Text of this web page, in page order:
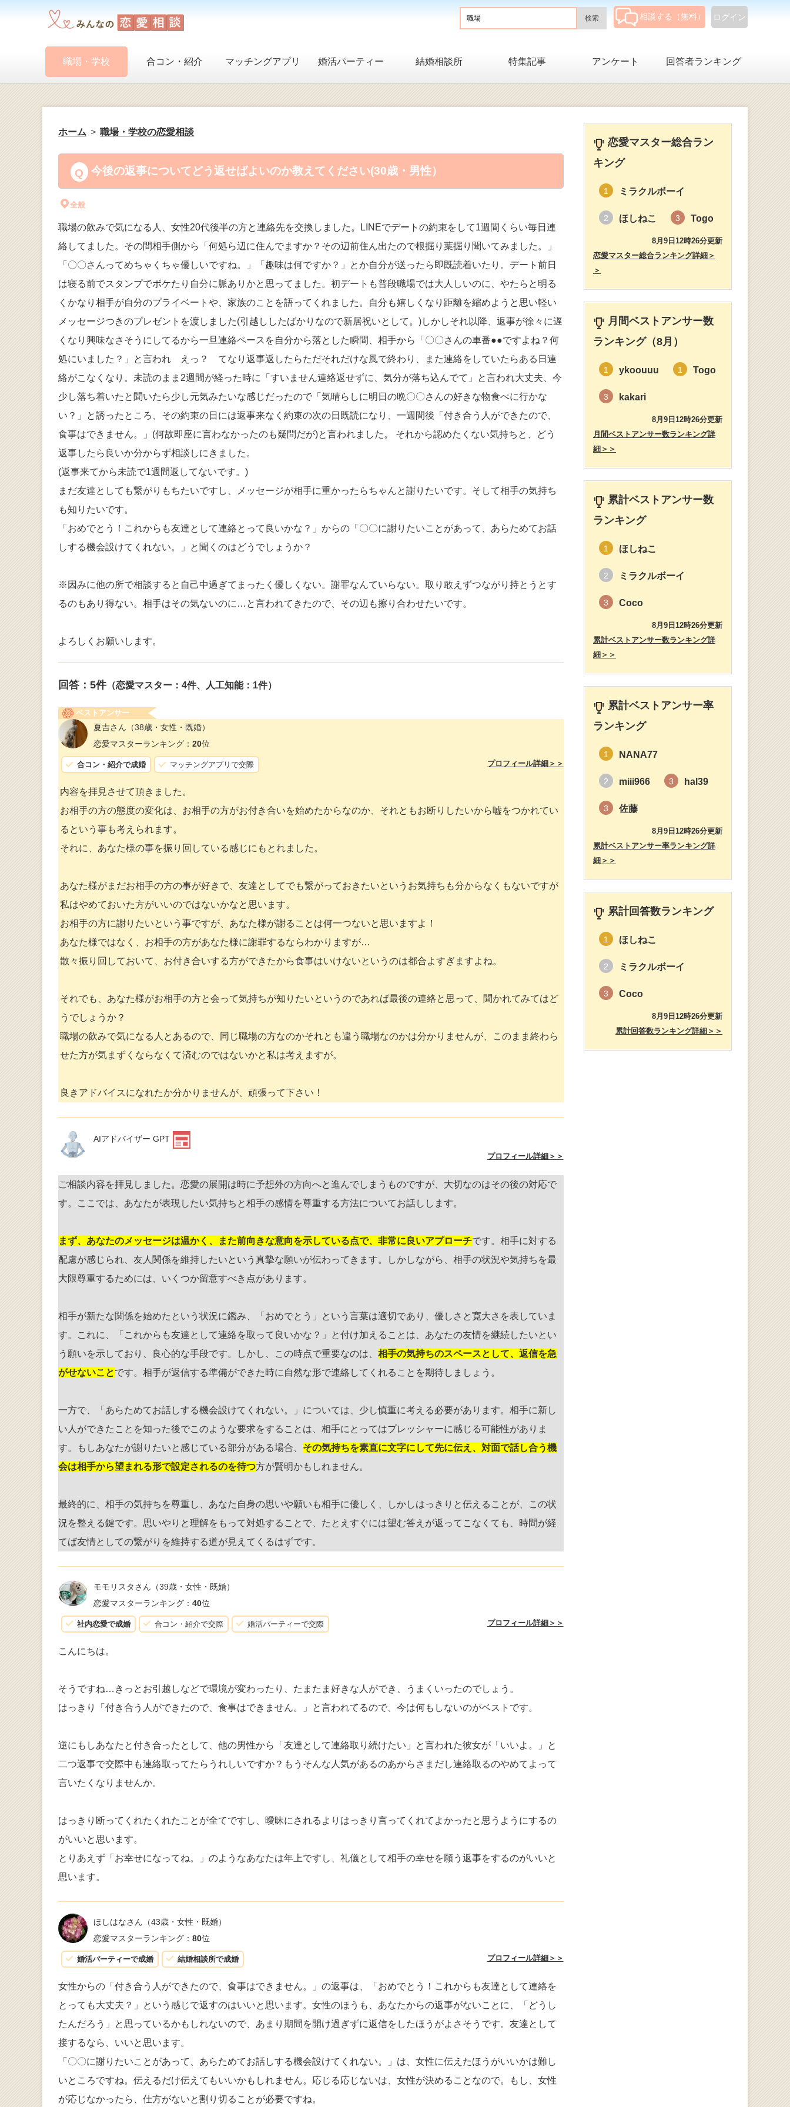
ログイン
相談する（無料）
職場・学校 合コン・紹介 マッチングアプリ 婚活パーティー 結婚相談所 特集記事 アンケート 回答者ランキング
ホーム 職場・学校の恋愛相談
今後の返事についてどう返せばよいのか教えてください(30歳・男性）
全般
職場の飲みで気になる人、女性20代後半の方と連絡先を交換しました。LINEでデートの約束をして1週間くらい毎日連
絡してました。その間相手側から「何処ら辺に住んでますか？その辺前住ん出たので根掘り葉掘り聞いてみました。」
「〇〇さんってめちゃくちゃ優しいですね。」「趣味は何ですか？」とか自分が送ったら即既読着いたり。デート前日
は寝る前でスタンプでボケたり自分に脈ありかと思ってました。初デートも普段職場では大人しいのに、やたらと明る
くかなり相手が自分のプライベートや、家族のことを語ってくれました。自分も嬉しくなり距離を縮めようと思い軽い
メッセージつきのプレゼントを渡しました(引越ししたばかりなので新居祝いとして。)しかしそれ以降、返事が徐々に遅
くなり興味なさそうにしてるから一旦連絡ペースを自分から落とした瞬間、相手から「〇〇さんの車番●●ですよね？何
処にいました？」と言われ えっ？ てなり返事返したらただそれだけな風で終わり、また連絡をしていたらある日連
絡がこなくなり。未読のまま2週間が経った時に「すいません連絡返せずに、気分が落ち込んでて」と言われ大丈夫、今
少し落ち着いたと聞いたら少し元気みたいな感じだったので「気晴らしに明日の晩〇〇さんの好きな物食べに行かな
い？」と誘ったところ、その約束の日には返事来なく約束の次の日既読になり、一週間後「付き合う人ができたので、
食事はできません。」(何故即座に言わなかったのも疑問だが)と言われました。 それから認めたくない気持ちと、どう
返事したら良いか分からず相談しにきました。
(返事来てから未読で1週間返してないです。)
まだ友達としても繋がりもちたいですし、メッセージが相手に重かったらちゃんと謝りたいです。そして相手の気持ち
も知りたいです。
「おめでとう！これからも友達として連絡とって良いかな？」からの「〇〇に謝りたいことがあって、あらためてお話
しする機会設けてくれない。」と聞くのはどうでしょうか？
※因みに他の所で相談すると自己中過ぎてまったく優しくない。謝罪なんていらない。取り敢えずつながり持とうとす
るのもあり得ない。相手はその気ないのに…と言われてきたので、その辺も擦り合わせたいです。
よろしくお願いします。
回答： 5件（恋愛マスター：4件、人工知能：1件）
ベストアンサー
夏吉さん （38歳・女性・既婚）
恋愛マスターランキング： 20位
合コン・紹介で成婚 マッチングアプリで交際 プロフィール詳細＞＞
内容を拝見させて頂きました。
お相手の方の態度の変化は、お相手の方がお付き合いを始めたからなのか、それともお断りしたいから嘘をつかれてい
るという事も考えられます。
それに、あなた様の事を振り回している感じにもとれました。
あなた様がまだお相手の方の事が好きで、友達としてでも繋がっておきたいというお気持ちも分からなくもないですが
私はやめておいた方がいいのではないかなと思います。
お相手の方に謝りたいという事ですが、あなた様が謝ることは何一つないと思いますよ！
あなた様ではなく、お相手の方があなた様に謝罪するならわかりますが…
散々振り回しておいて、お付き合いする方ができたから食事はいけないというのは都合よすぎますよね。
それでも、あなた様がお相手の方と会って気持ちが知りたいというのであれば最後の連絡と思って、聞かれてみてはど
うでしょうか？
職場の飲みで気になる人とあるので、同じ職場の方なのかそれとも違う職場なのかは分かりませんが、このまま終わら
せた方が気まずくならなくて済むのではないかと私は考えますが。
良きアドバイスになれたか分かりませんが、頑張って下さい！
AIアドバイザー GPT
プロフィール詳細＞＞
ご相談内容を拝見しました。恋愛の展開は時に予想外の方向へと進んでしまうものですが、大切なのはその後の対応で
す。ここでは、あなたが表現したい気持ちと相手の感情を尊重する方法についてお話しします。
まず、あなたのメッセージは温かく、また前向きな意向を示している点で、非常に良いアプローチです。相手に対する
配慮が感じられ、友人関係を維持したいという真摯な願いが伝わってきます。しかしながら、相手の状況や気持ちを最
大限尊重するためには、いくつか留意すべき点があります。
相手が新たな関係を始めたという状況に鑑み、「おめでとう」という言葉は適切であり、優しさと寛大さを表していま
す。これに、「これからも友達として連絡を取って良いかな？」と付け加えることは、あなたの友情を継続したいとい
う願いを示しており、良心的な手段です。しかし、この時点で重要なのは、 相手の気持ちのスペースとして、返信を急
がせないことです。相手が返信する準備ができた時に自然な形で連絡してくれることを期待しましょう。
一方で、「あらためてお話しする機会設けてくれない。」については、少し慎重に考える必要があります。相手に新し
い人ができたことを知った後でこのような要求をすることは、相手にとってはプレッシャーに感じる可能性がありま
す。もしあなたが謝りたいと感じている部分がある場合、 その気持ちを素直に文字にして先に伝え、対面で話し合う機
会は相手から望まれる形で設定されるのを待つ方が賢明かもしれません。
最終的に、相手の気持ちを尊重し、あなた自身の思いや願いも相手に優しく、しかしはっきりと伝えることが、この状
況を整える鍵です。思いやりと理解をもって対処することで、たとえすぐには望む答えが返ってこなくても、時間が経
てば友情としての繋がりを維持する道が見えてくるはずです。
モモリスタさん （39歳・女性・既婚）
恋愛マスターランキング： 40位
社内恋愛で成婚 合コン・紹介で交際 婚活パーティーで交際 プロフィール詳細＞＞
こんにちは。
そうですね…きっとお引越しなどで環境が変わったり、たまたま好きな人ができ、うまくいったのでしょう。
はっきり「付き合う人ができたので、食事はできません。」と言われてるので、今は何もしないのがベストです。
逆にもしあなたと付き合ったとして、他の男性から「友達として連絡取り続けたい」と言われた彼女が「いいよ。」と
二つ返事で交際中も連絡取ってたらうれしいですか？もうそんな人気があるのあからさまだし連絡取るのやめてよって
言いたくなりませんか。
はっきり断ってくれたくれたことが全てですし、曖昧にされるよりはっきり言ってくれてよかったと思うようにするの
がいいと思います。
とりあえず「お幸せになってね。」のようなあなたは年上ですし、礼儀として相手の幸せを願う返事をするのがいいと
思います。
ほしはなさん （43歳・女性・既婚）
恋愛マスターランキング： 80位
婚活パーティーで成婚 結婚相談所で成婚 プロフィール詳細＞＞
女性からの「付き合う人ができたので、食事はできません。」の返事は、「おめでとう！これからも友達として連絡を
とっても大丈夫？」という感じで返すのはいいと思います。女性のほうも、あなたからの返事がないことに、「どうし
たんだろう」と思っているかもしれないので、あまり期間を開け過ぎずに返信をしたほうがよさそうです。友達として
接するなら、いいと思います。
「〇〇に謝りたいことがあって、あらためてお話しする機会設けてくれない。」は、女性に伝えたほうがいいかは難し
いところですね。伝えるだけ伝えてもいいかもしれません。応じる応じないは、女性が決めることなので。もし、女性
が応じなかったら、仕方がないと割り切ることが必要ですね。
恋愛マスター総合ラン
キング
1 ミラクルボーイ
2 ほしねこ 3 Togo
8月9日12時26分更新
恋愛マスター総合ランキング詳細＞
＞
月間ベストアンサー数
ランキング（8月）
1 ykoouuu 1 Togo
3 kakari
8月9日12時26分更新
月間ベストアンサー数ランキング詳
細＞＞
累計ベストアンサー数
ランキング
1 ほしねこ
2 ミラクルボーイ
3 Coco
8月9日12時26分更新
累計ベストアンサー数ランキング詳
細＞＞
累計ベストアンサー率
ランキング
1 NANA77
2 miii966 3 hal39
3 佐藤
8月9日12時26分更新
累計ベストアンサー率ランキング詳
細＞＞
累計回答数ランキング
1 ほしねこ
2 ミラクルボーイ
3 Coco
8月9日12時26分更新
累計回答数ランキング詳細＞＞